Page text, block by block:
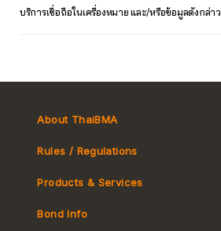
บริการเชื่อถือในเครื่องหมาย และ/หรือข้อมูลดังกล่าว
About ThaiBMA
Rules / Regulations
Products & Services
Bond Info